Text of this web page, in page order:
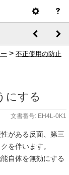
> 不正使用の防止
にする
文書番号: EH4L-0K1
がある反面、第三
を伴います。
自体を無効にする